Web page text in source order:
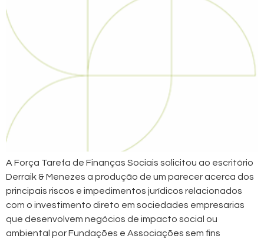
A Força Tarefa de Finanças Sociais solicitou ao escritório
Derraik & Menezes a produção de um parecer acerca dos
principais riscos e impedimentos jurídicos relacionados
com o investimento direto em sociedades empresarias
que desenvolvem negócios de impacto social ou
ambiental por Fundações e Associações sem fins